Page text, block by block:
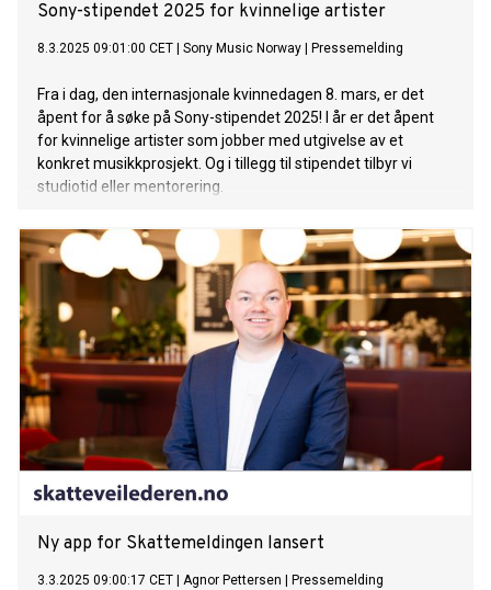
Sony-stipendet 2025 for kvinnelige artister
8.3.2025 09:01:00 CET Sony Music Norway Pressemelding
Fra i dag, den internasjonale kvinnedagen 8. mars, er det
åpent for å søke på Sony-stipendet 2025! I år er det åpent
for kvinnelige artister som jobber med utgivelse av et
konkret musikkprosjekt. Og i tillegg til stipendet tilbyr vi
studiotid eller mentorering.
Ny app for Skattemeldingen lansert
3.3.2025 09:00:17 CET Agnor Pettersen Pressemelding